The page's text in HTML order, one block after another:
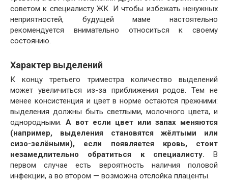
советом к специалисту ЖК. И чтобы избежать ненужных
неприятностей, будущей маме настоятельно
рекомендуется внимательно относиться к своему
состоянию.
Характер выделений
К концу третьего триместра количество выделений
может увеличиться из-за приближения родов. Тем не
менее консистенция и цвет в норме остаются прежними:
выделения должны быть светлыми, молочного цвета, и
однородными. А вот если цвет или запах меняются
(например, выделения становятся жёлтыми или
сизо-зелёными), если появляется кровь, стоит
незамедлительно обратиться к специалисту. В
первом случае есть вероятность наличия половой
инфекции, а во втором — возможна отслойка плаценты.